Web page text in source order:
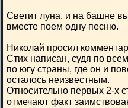
Светит луна, и на башне
вместе поем одну песню.
Николай просил
Стих написан, судя по
по югу страны, где он и
осталось неизвестным.
Относительно первых 2-х
отмечают факт